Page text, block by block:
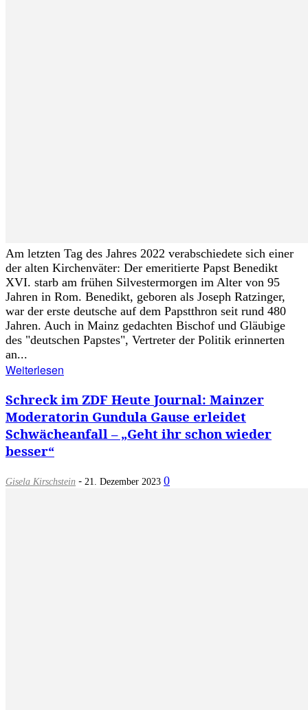
Am letzten Tag des Jahres 2022 verabschiedete sich einer
der alten Kirchenväter: Der emeritierte Papst Benedikt
XVI. starb am frühen Silvestermorgen im Alter von 95
Jahren in Rom. Benedikt, geboren als Joseph Ratzinger,
war der erste deutsche auf dem Papstthron seit rund 480
Jahren. Auch in Mainz gedachten Bischof und Gläubige
des "deutschen Papstes", Vertreter der Politik erinnerten
an...
Weiterlesen
Schreck im ZDF Heute Journal: Mainzer
Moderatorin Gundula Gause erleidet
Schwächeanfall – „Geht ihr schon wieder
besser“
Gisela Kirschstein - 21. Dezember 2023 0